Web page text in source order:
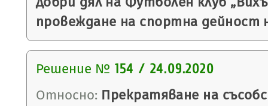
провеждане на спортна дейност
Решение № 154 / 24.09.2020
Относно: Прекратяване на